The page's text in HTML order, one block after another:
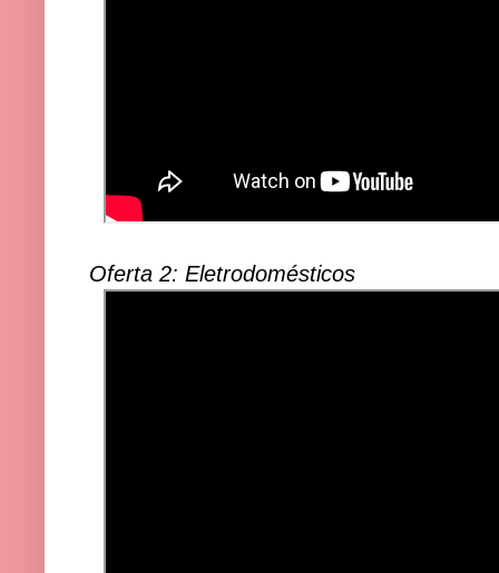
Oferta 2: Eletrodomésticos